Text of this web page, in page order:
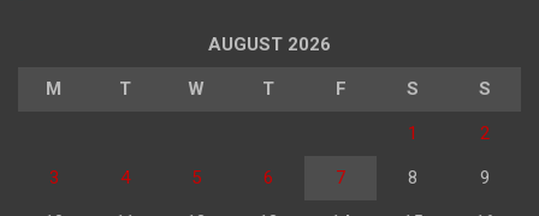
AUGUST 2026
M T W T F S S
1 2
3 4 5 6 7 8 9